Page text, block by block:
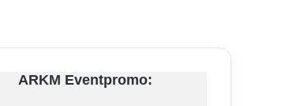
ARKM Eventpromo: